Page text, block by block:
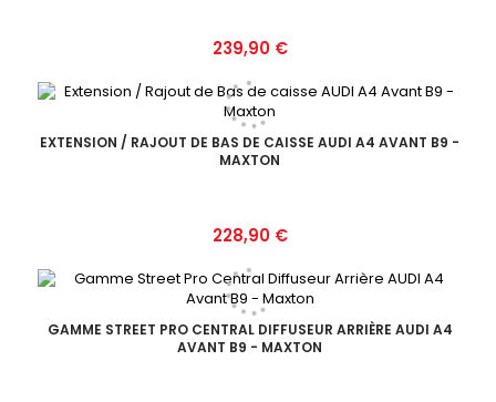
Prix
239,90 €
EXTENSION / RAJOUT DE BAS DE CAISSE AUDI A4 AVANT B9 -
MAXTON
Prix
228,90 €
GAMME STREET PRO CENTRAL DIFFUSEUR ARRIÈRE AUDI A4
AVANT B9 - MAXTON